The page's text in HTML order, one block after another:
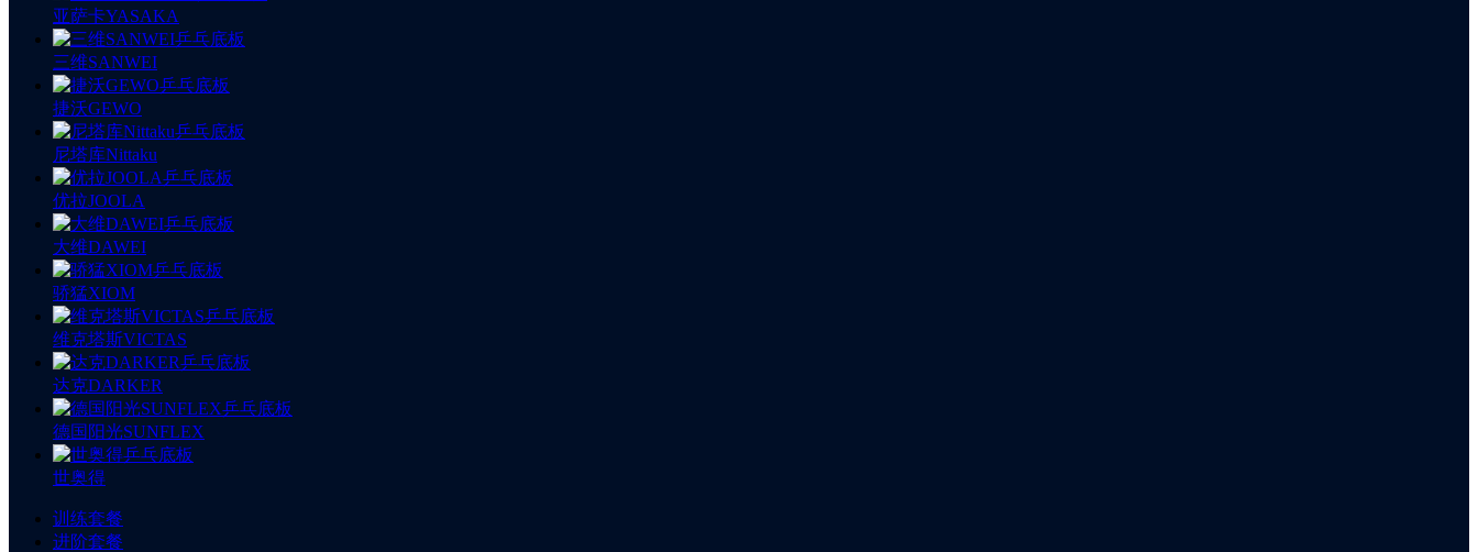
亚萨卡YASAKA
三维SANWEI
捷沃GEWO
尼塔库Nittaku
优拉JOOLA
大维DAWEI
骄猛XIOM
维克塔斯VICTAS
达克DARKER
德国阳光SUNFLEX
世奥得
训练套餐
进阶套餐